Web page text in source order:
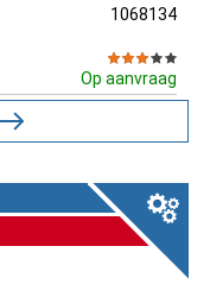
1068134
Op aanvraag